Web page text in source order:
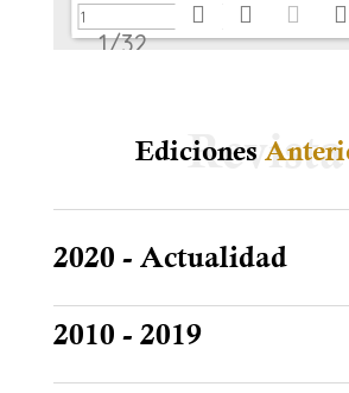
1/32
Ediciones
2020 - Actualidad
2010 - 2019